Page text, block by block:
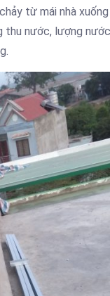
từ mái nhà
nước, lượng